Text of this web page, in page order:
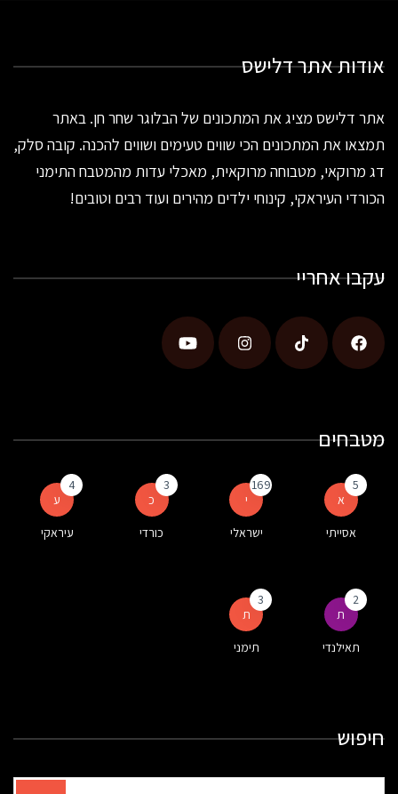
אודות אתר דלישס
אתר דלישס מציג את המתכונים של הבלוגר שחר חן. באתר
תמצאו את המתכונים הכי שווים טעימים ושווים להכנה. קובה סלק,
דג מרוקאי, מטבוחה מרוקאית, מאכלי עדות מהמטבח התימני
הכורדי העיראקי, קינוחי ילדים מהירים ועוד רבים וטובים!
עקבו אחריי
מטבחים
א
5
אסייתי
י
169
ישראלי
כ
3
כורדי
ע
4
עיראקי
ת
2
תאילנדי
ת
3
תימני
חיפוש